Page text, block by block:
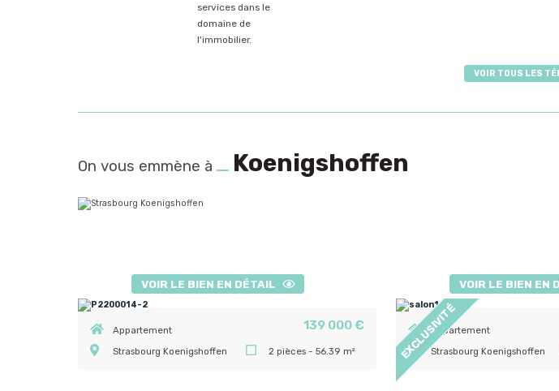
services dans le
domaine de
l'immobilier.
VOIR TOUS LES
On vous emmène à Koenigshoffen
VOIR LE BIEN EN DÉTAIL
Appartement 139 000 €
Strasbourg Koenigshoffen 2 pièces - 56.39 m²
VOIR LE BIEN EN
Appartement
Strasbourg Koenigshoffen
EXCLUSIVITÉ